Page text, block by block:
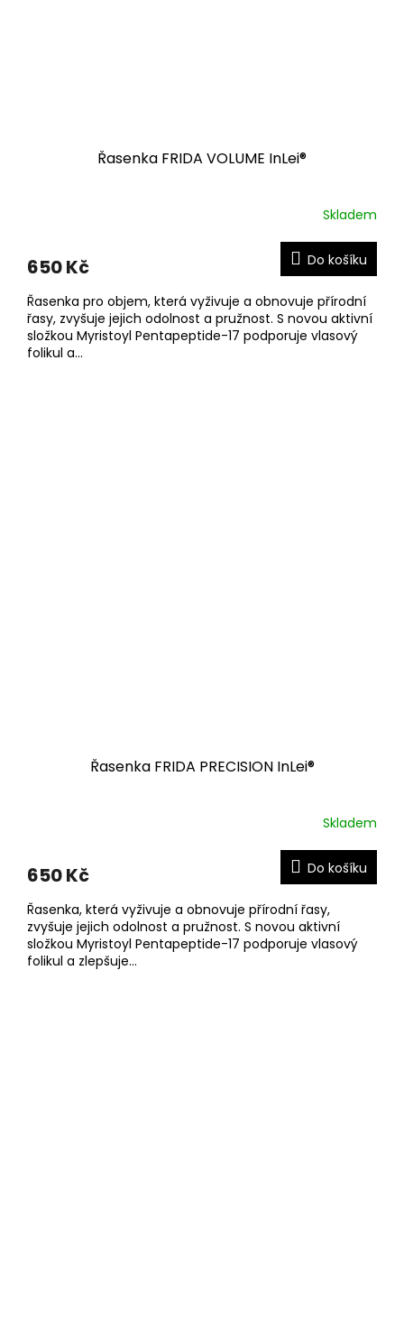
Řasenka FRIDA VOLUME InLei®
Skladem
650 Kč Do košíku
Řasenka pro objem, která vyživuje a obnovuje přírodní
řasy, zvyšuje jejich odolnost a pružnost. S novou aktivní
složkou Myristoyl Pentapeptide-17 podporuje vlasový
folikul a...
Řasenka FRIDA PRECISION InLei®
Skladem
650 Kč Do košíku
Řasenka, která vyživuje a obnovuje přírodní řasy,
zvyšuje jejich odolnost a pružnost. S novou aktivní
složkou Myristoyl Pentapeptide-17 podporuje vlasový
folikul a zlepšuje...